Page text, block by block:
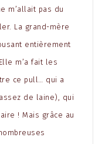
m’allait pas du
La grand-mère
entièrement
m’a fait les
ce pull… qui a
de laine), qui
! Mais grâce au